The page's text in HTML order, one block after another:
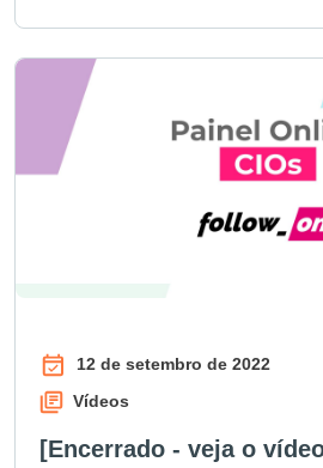
12 de setembro de 2022
Vídeos
[Encerrado - veja o